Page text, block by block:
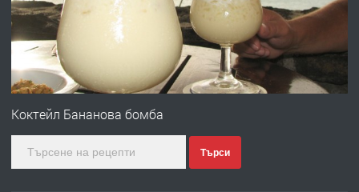
преди 1 година
ПРЕДЛАГА
Първи поход "По стъпките на Ангел
Коктейл Бананова бомба
Търси